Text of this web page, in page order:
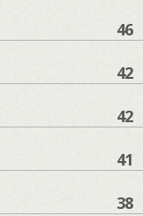
46
42
42
41
38